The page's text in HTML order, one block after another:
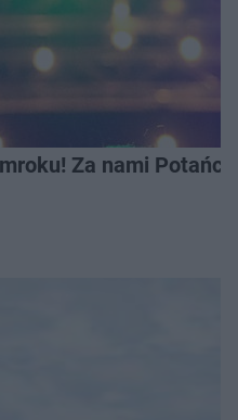
Za nami